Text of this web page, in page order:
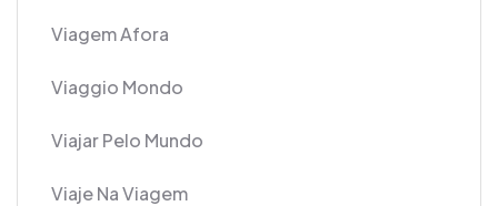
Viagem Afora
Viaggio Mondo
Viajar Pelo Mundo
Viaje Na Viagem